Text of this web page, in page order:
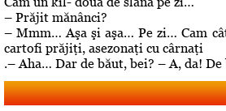
– Prăjit mănânci?
– Mmm… Aşa şi aşa… Pe zi… Cam
cartofi prăjiţi, asezonaţi cu cârnaţi
.– Aha… Dar de băut, bei? – A, da! De